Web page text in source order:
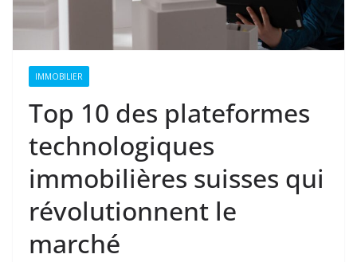
IMMOBILIER
Top 10 des plateformes
technologiques
immobilières suisses qui
révolutionnent le
marché